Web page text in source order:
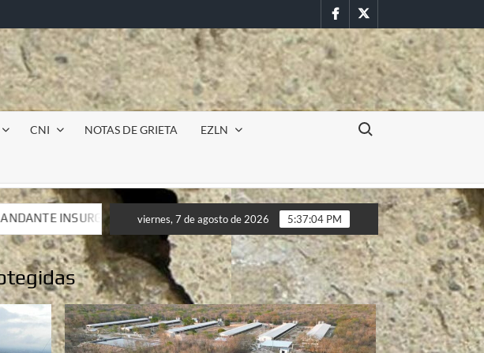
FacebookTwitter
CNI NOTAS DE GRIETA EZLN
Buscar:
LUIS DE TAVIRA
Incursión militar en la UAEM (Morelos) durante paro
A LUIS DE TAVIRA
Incursión militar en la UAEM (Morelos) durante paro
viernes, 7 de agosto de 2026 5:37:06 PM